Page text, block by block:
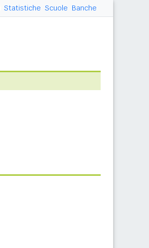
Statistiche Scuole Banche